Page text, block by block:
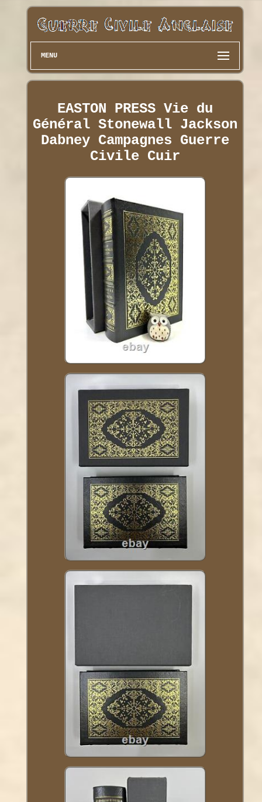
MENU
EASTON PRESS Vie du
Général Stonewall Jackson
Dabney Campagnes Guerre
Civile Cuir